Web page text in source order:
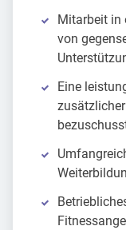
Mitarbeit in
von
Eine